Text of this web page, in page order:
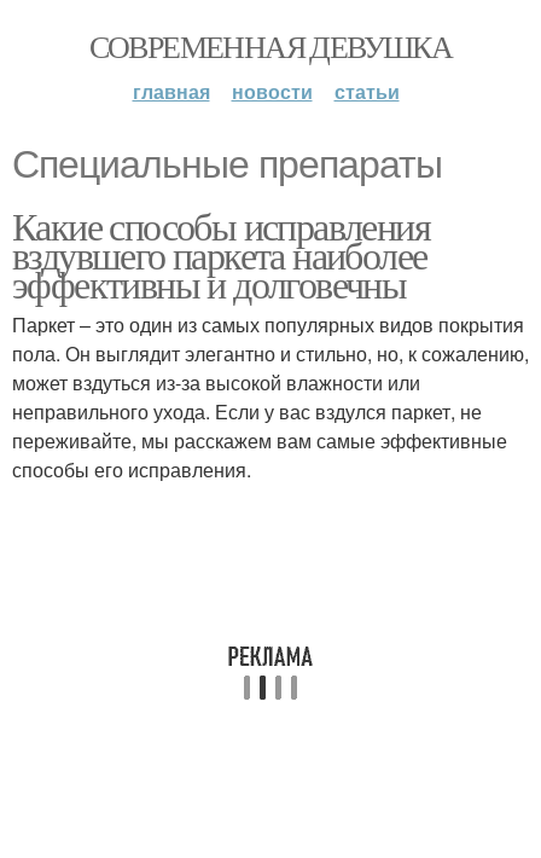
СОВРЕМЕННАЯ ДЕВУШКА
главная новости статьи
Специальные препараты
Какие способы исправления
вздувшего паркета наиболее
эффективны и долговечны
Паркет – это один из самых популярных видов покрытия
пола. Он выглядит элегантно и стильно, но, к сожалению,
может вздуться из-за высокой влажности или
неправильного ухода. Если у вас вздулся паркет, не
переживайте, мы расскажем вам самые эффективные
способы его исправления.